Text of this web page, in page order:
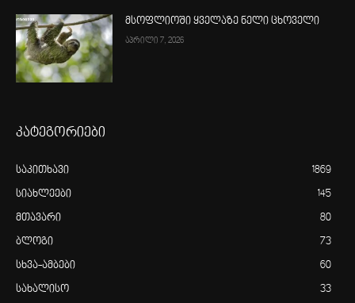
მსოფლიოში ყველაზე ნელი ცხოველი
აპრილი 7, 2026
კატეგორიები
საკითხავი 1869
სიახლეები 145
მთავარი 80
ბლოგი 73
სხვა-ამბები 60
სახალისო 33